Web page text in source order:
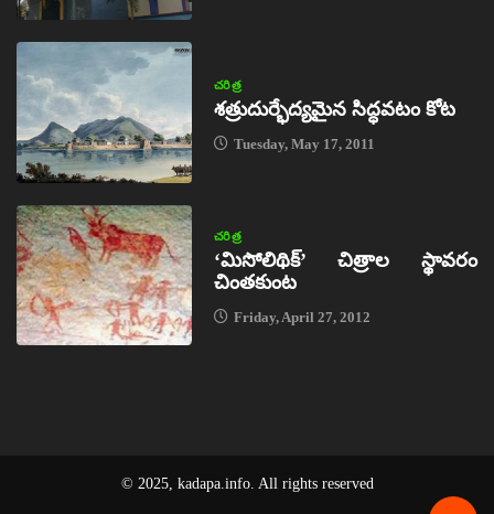
చరిత్ర
శత్రుదుర్భేద్యమైన సిద్ధవటం కోట
Tuesday, May 17, 2011
చరిత్ర
‘మిసోలిథిక్‌’ చిత్రాల స్థావరం
చింతకుంట
Friday, April 27, 2012
© 2025, kadapa.info. All rights reserved